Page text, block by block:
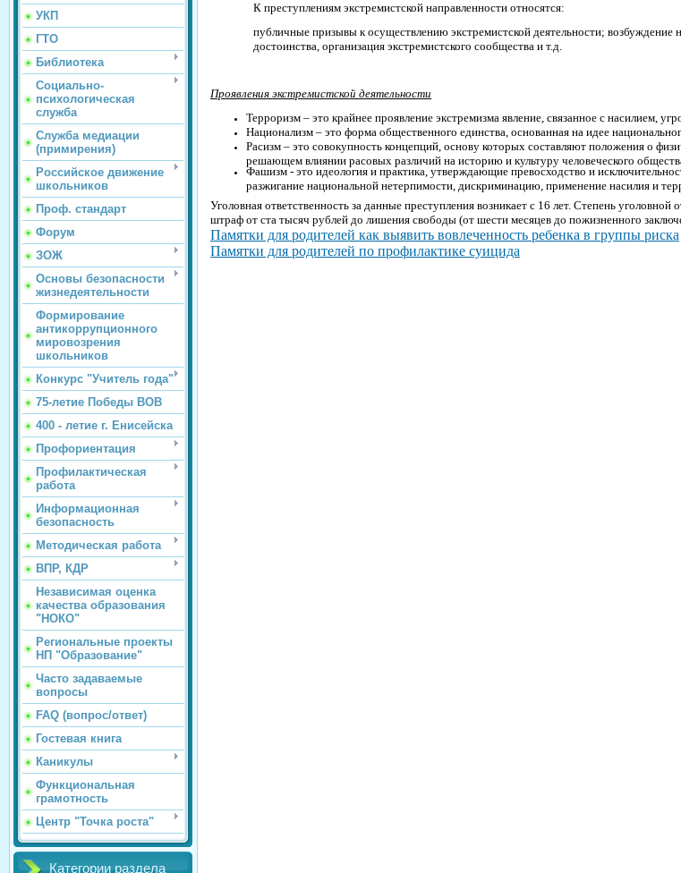
УКП
ГТО
Библиотека
Социально-
психологическая
служба
Служба медиации
(примирения)
Российское движение
школьников
Проф. стандарт
Форум
ЗОЖ
Основы безопасности
жизнедеятельности
Формирование
антикоррупционного
мировозрения
школьников
Конкурс "Учитель года"
75-летие Победы ВОВ
400 - летие г. Енисейска
Профориентация
Профилактическая
работа
Информационная
безопасность
Методическая работа
ВПР, КДР
Независимая оценка
качества образования
"НОКО"
Региональные проекты
НП "Образование"
Часто задаваемые
вопросы
FAQ (вопрос/ответ)
Гостевая книга
Каникулы
Функциональная
грамотность
Центр "Точка роста"
Категории раздела
К преступлениям экстремистской направленности относятся:
публичные призывы к осуществлению экстремистской деятельности; возбуждение
достоинства, организация экстремистского сообщества и т.д.
Проявления экстремистской деятельности
Терроризм – это крайнее проявление экстремизма явление, связанное с насилием,
Национализм – это форма общественного единства, основанная на идее
Расизм – это совокупность концепций, основу которых составляют положения о
решающем влиянии расовых различий на историю и культуру человеческого
Фашизм- это идеология и практика, утверждающие превосходство и
разжигание национальной нетерпимости, дискриминацию, применение насилия и
Уголовная ответственность за данные преступления возникает с 16 лет. Степень уголовной
штраф от ста тысяч рублей до лишения свободы (от шести месяцев до пожизненного
Памятки для родителей как выявить вовлеченность ребенка в группы риска
Памятки для родителей по профилактике суицида